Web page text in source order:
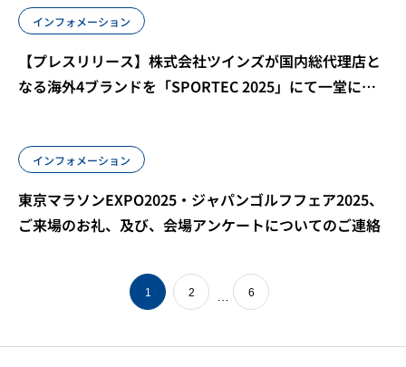
インフォメーション
【プレスリリース】株式会社ツインズが国内総代理店と
なる海外4ブランドを「SPORTEC 2025」にて一堂に展
インフォメーション
東京マラソンEXPO2025・ジャパンゴルフフェア2025、
ご来場のお礼、及び、会場アンケートについてのご連絡
1 2 6